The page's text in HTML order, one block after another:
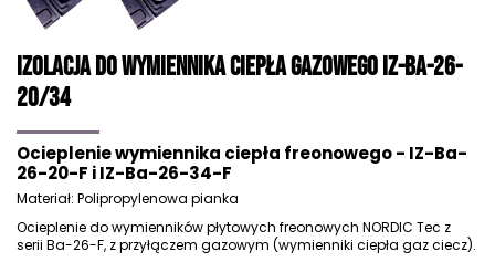
Izolacja do wymiennika ciepła gazowego IZ-Ba-26-
20/34
Ocieplenie wymiennika ciepła freonowego - IZ-Ba-
26-20-F i IZ-Ba-26-34-F
Materiał: Polipropylenowa pianka
Ocieplenie do wymienników płytowych freonowych NORDIC Tec z
serii Ba-26-F, z przyłączem gazowym (wymienniki ciepła gaz ciecz).